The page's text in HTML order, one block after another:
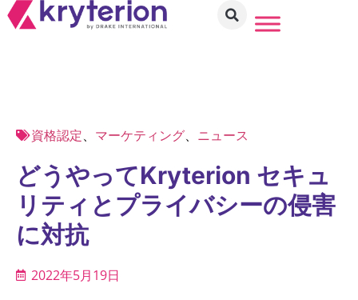
資格認定、 マーケティング、 ニュース
どうやってKryterion セキュ
リティとプライバシーの侵害
に対抗
2022年5月19日